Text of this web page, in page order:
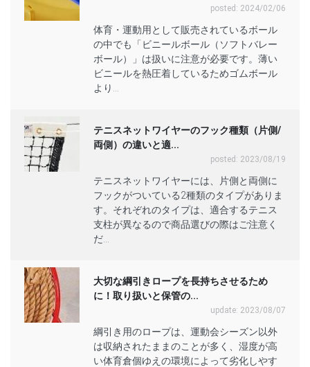
posted: 2024/02/06
体育・運動用として販売されているボール
の中でも「ビニールボール（ソフトバレー
ボール）」は扱いに注意が必要です。薄い
ビニールを熱圧着しているためゴムボール
より...
テニスネットワイヤーのフック種類（片側/
両側）の違いと適...
posted: 2023/08/19
テニスネットワイヤーには、片側と両側に
フックがついている2種類のタイプがありま
す。それぞれのタイプは、適合するテニス
支柱が異なるので商品選びの際はご注意く
だ...
大切な綱引きロープを長持ちさせるため
に！取り扱いと保管の...
update: 2023/08/07
綱引き用のロープは、運動会シーズン以外
は収納されたままのことが多く、湿度が高
い体育倉個ゆえの環境によって劣化しやす